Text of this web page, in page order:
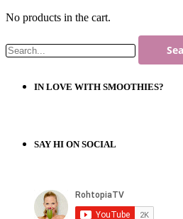
No products in the cart.
IN LOVE WITH SMOOTHIES?
SAY HI ON SOCIAL